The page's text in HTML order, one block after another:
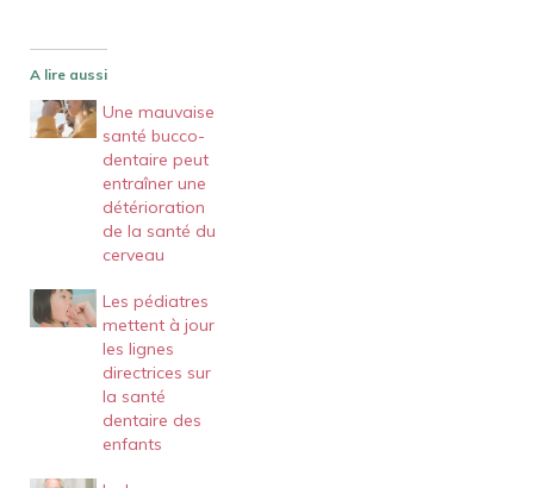
A lire aussi
Une mauvaise
santé bucco-
dentaire peut
entraîner une
détérioration
de la santé du
cerveau
Les pédiatres
mettent à jour
les lignes
directrices sur
la santé
dentaire des
enfants